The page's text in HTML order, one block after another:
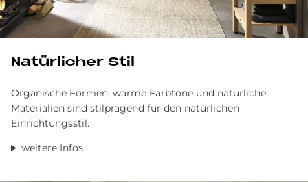
Na­tür­li­cher Stil
Organische Formen, warme Farbtöne und natürliche
Materialien sind stilprägend für den natürlichen
Einrichtungsstil.
weitere Infos